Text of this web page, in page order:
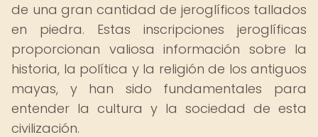
de una gran cantidad de jeroglíficos tallados
en piedra. Estas inscripciones jeroglíficas
proporcionan valiosa información sobre la
historia, la política y la religión de los antiguos
mayas, y han sido fundamentales para
entender la cultura y la sociedad de esta
civilización.